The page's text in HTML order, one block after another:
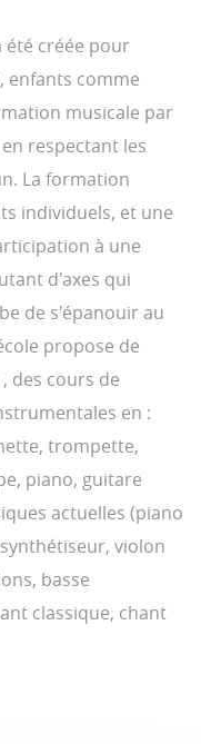
été créée pour
enfants comme
musicale par
respectant les
La formation
individuels, et une
à une
d'axes qui
de s'épanouir au
propose de
des cours de
en :
trompette,
piano, guitare
actuelles (piano
violon
basse
classique, chant